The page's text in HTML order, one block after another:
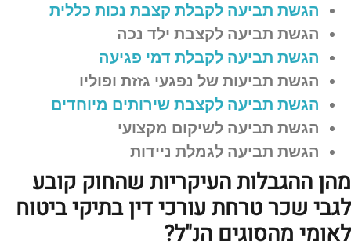
הגשת תביעה לקבלת קצבת נכות כללית
הגשת תביעה לקצבת ילד נכה
הגשת תביעה לקבלת דמי פגיעה
הגשת תביעות של נפגעי גזזת ופוליו
הגשת תביעה לקצבת שירותים מיוחדים
הגשת תביעה לשיקום מקצועי
הגשת תביעה לגמלת ניידות
מהן ההגבלות העיקריות שהחוק קובע
לגבי שכר טרחת עורכי דין בתיקי ביטוח
לאומי מהסוגים הנ"ל?